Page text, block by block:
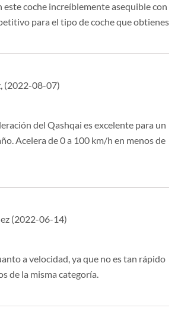
este coche increíblemente asequible con
para el tipo de coche que obtienes
(2022-08-07)
del Qashqai es excelente para un
Acelera de 0 a 100 km/h en menos de
(2022-06-14)
a velocidad, ya que no es tan rápido
de la misma categoría.